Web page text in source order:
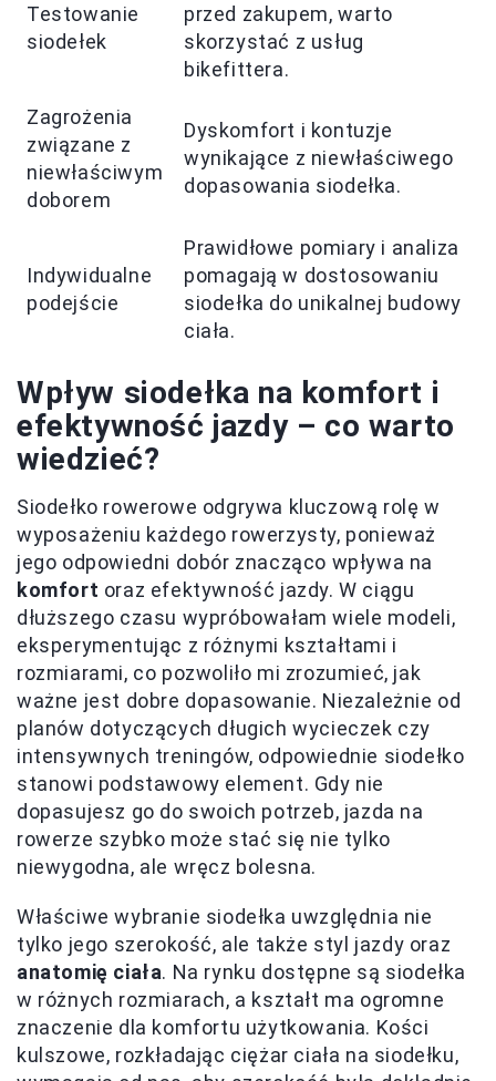
Testowanie
siodełek
przed zakupem, warto
skorzystać z usług
bikefittera.
Zagrożenia
związane z
niewłaściwym
doborem
Dyskomfort i kontuzje
wynikające z niewłaściwego
dopasowania siodełka.
Indywidualne
podejście
Prawidłowe pomiary i analiza
pomagają w dostosowaniu
siodełka do unikalnej budowy
ciała.
Wpływ siodełka na komfort i
efektywność jazdy – co warto
wiedzieć?
Siodełko rowerowe odgrywa kluczową rolę w
wyposażeniu każdego rowerzysty, ponieważ
jego odpowiedni dobór znacząco wpływa na
komfort oraz efektywność jazdy. W ciągu
dłuższego czasu wypróbowałam wiele modeli,
eksperymentując z różnymi kształtami i
rozmiarami, co pozwoliło mi zrozumieć, jak
ważne jest dobre dopasowanie. Niezależnie od
planów dotyczących długich wycieczek czy
intensywnych treningów, odpowiednie siodełko
stanowi podstawowy element. Gdy nie
dopasujesz go do swoich potrzeb, jazda na
rowerze szybko może stać się nie tylko
niewygodna, ale wręcz bolesna.
Właściwe wybranie siodełka uwzględnia nie
tylko jego szerokość, ale także styl jazdy oraz
anatomię ciała. Na rynku dostępne są siodełka
w różnych rozmiarach, a kształt ma ogromne
znaczenie dla komfortu użytkowania. Kości
kulszowe, rozkładając ciężar ciała na siodełku,